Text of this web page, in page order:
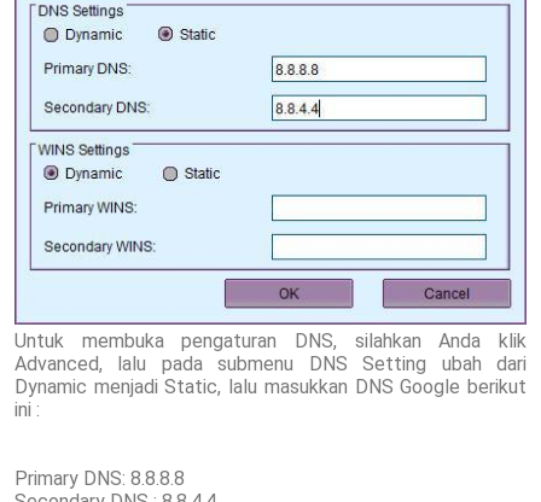
Untuk membuka pengaturan DNS, silahkan Anda klik
Advanced, lalu pada submenu DNS Setting ubah dari
Dynamic menjadi Static, lalu masukkan DNS Google berikut
ini :
Primary DNS: 8.8.8.8